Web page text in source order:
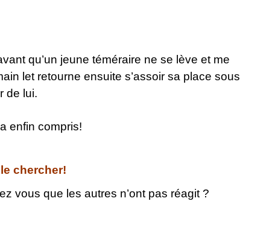
qu’un jeune téméraire ne se lève et me
let retourne ensuite s’assoir sa place sous
de lui.
enfin compris!
chercher!
vous que les autres n’ont pas réagit ?